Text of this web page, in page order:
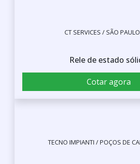
CT SERVICES / SÃO
Rele de estado
Cotar agora
TECNO IMPIANTI / POÇOS DE